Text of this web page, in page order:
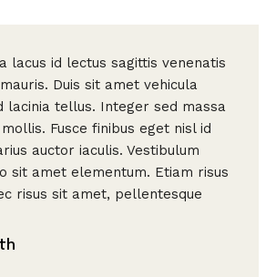
lacus id lectus sagittis venenatis
Duis sit amet vehicula
lacinia tellus. Integer sed massa
Fusce finibus eget nisl id
auctor iaculis. Vestibulum
sit amet elementum. Etiam risus
risus sit amet, pellentesque